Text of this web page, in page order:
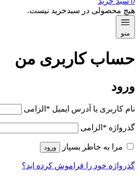
هیچ محصولی در سبدخرید نیست.
منو
حساب کاربری من
ورود
نام کاربری یا آدرس ایمیل * الزامی
گذرواژه * الزامی
مرا به خاطر بسپار ورود
گذرواژه خود را فراموش کرده اید؟